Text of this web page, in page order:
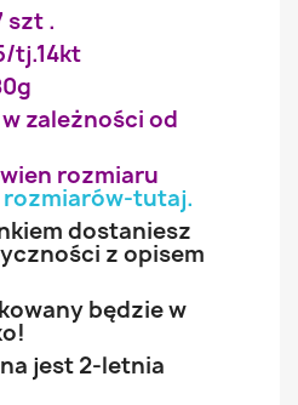
szt .
tj.14kt
zależności od
rozmiaru
rozmiarów-tutaj.
dostaniesz
z opisem
będzie w
jest 2-letnia